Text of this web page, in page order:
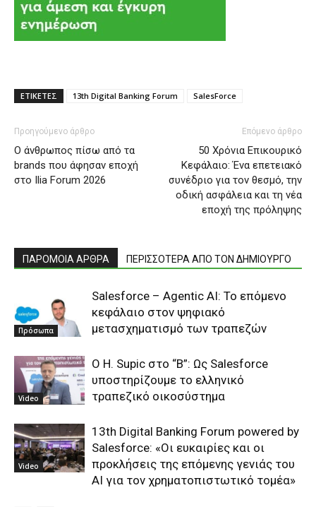
ΕΤΙΚΕΤΕΣ 13th Digital Banking Forum SalesForce
Προηγούμενο άρθρο
Ο άνθρωπος πίσω από τα
brands που άφησαν εποχή
στο Ilia Forum 2026
Επόμενο άρθρο
50 Χρόνια Επικουρικό
Κεφάλαιο: Ένα επετειακό
συνέδριο για τον θεσμό, την
οδική ασφάλεια και τη νέα
εποχή της πρόληψης
ΠΑΡΟΜΟΙΑ ΑΡΘΡΑ ΠΕΡΙΣΣΟΤΕΡΑ ΑΠΟ ΤΟΝ ΔΗΜΙΟΥΡΓΟ
Πρόσωπα
Salesforce – Agentic AI: Το επόμενο
κεφάλαιο στον ψηφιακό
μετασχηματισμό των τραπεζών
Video
Ο Η. Supic στο “B”: Ως Salesforce
υποστηρίζουμε το ελληνικό
τραπεζικό οικοσύστημα
Video
13th Digital Banking Forum powered by
Salesforce: «Οι ευκαιρίες και οι
προκλήσεις της επόμενης γενιάς του
ΑΙ για τον χρηματοπιστωτικό τομέα»